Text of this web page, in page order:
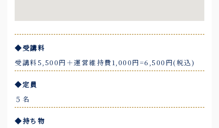
◆受講料
受講料5,500円＋運営維持費1,000円=6,500円(税込)
◆定員
５名
◆持ち物